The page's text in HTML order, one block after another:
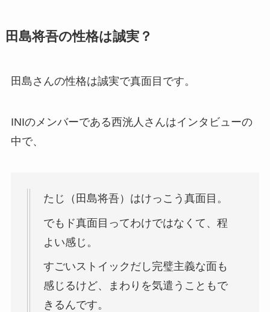
田島将吾の性格は誠実？
田島さんの性格は誠実で真面目です。
INIのメンバーである西洸人さんはインタビューの
中で、
たじ（田島将吾）はけっこう真面目。
でもド真面目ってわけではなくて、程
よい感じ。
すごいストイックだし完璧主義な面も
感じるけど、まわりを気遣うこともで
きるんです。